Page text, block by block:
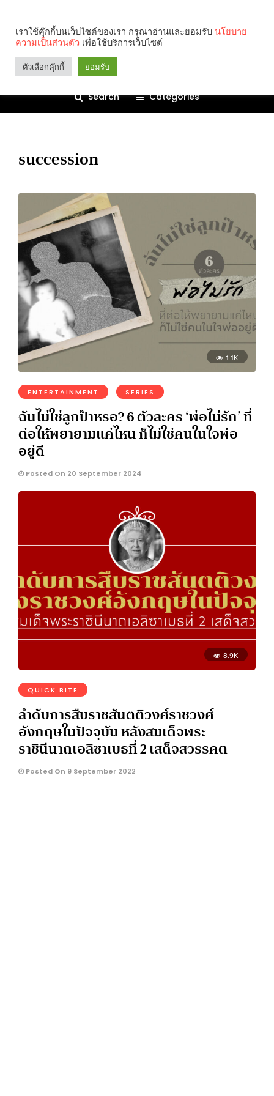
Search Categories
succession
1.1K
ENTERTAINMENT SERIES
ฉันไม่ใช่ลูกป๊าหรอ? 6 ตัวละคร ‘พ่อไม่รัก’ ที่
ต่อให้พยายามแค่ไหน ก็ไม่ใช่คนในใจพ่อ
อยู่ดี
Posted On 20 September 2024
8.9K
QUICK BITE
ลำดับการสืบราชสันตติวงศ์ราชวงศ์
อังกฤษในปัจจุบัน หลังสมเด็จพระ
ราชินีนาถเอลิซาเบธที่ 2 เสด็จสวรรคต
Posted On 9 September 2022
เราใช้คุ๊กกี้บนเว็บไซต์ของเรา กรุณาอ่านและยอมรับ นโยบาย
ความเป็นส่วนตัว เพื่อใช้บริการเว็บไซต์
ตัวเลือกคุ๊กกี้ ยอมรับ